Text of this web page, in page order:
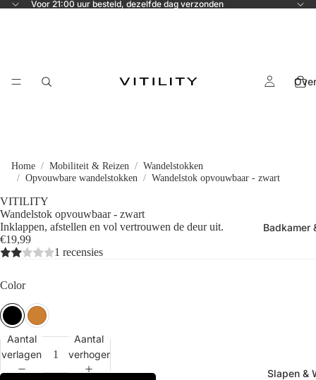
Voor 21:00 uur besteld, dezelfde dag verzonden
Over
Badkamer
Slapen &
Home Mobiliteit & Reizen
Wandelstokken
Opvouwbare wandelstokken
Wandelstok opvouwbaar - zwart
VITILITY
Wandelstok opvouwbaar - zwart
Inklappen, afstellen en vol vertrouwen de deur uit.
€19,99
1 recensies
Color
Aantal
verlagen
Aantal
verhogen